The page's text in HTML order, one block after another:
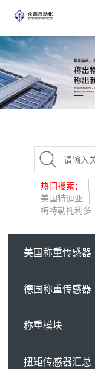
热门搜索：
美国特迪亚
梅特勒托利多
美国称重传感器
德国称重传感器
称重模块
扭矩传感器汇总